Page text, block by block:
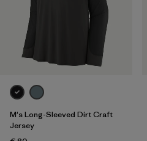
Filter by
Aktivität
Filter by
Features
M's Long-Sleeved Dirt Craft
Jersey